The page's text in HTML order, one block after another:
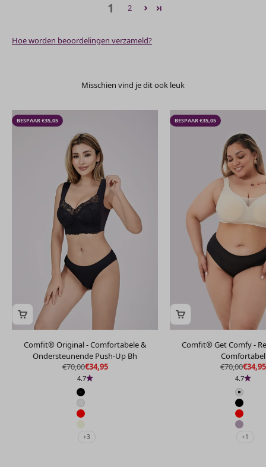
1 2
Hoe worden beoordelingen verzameld?
BESPAAR €35,05
Comfit® Original - Comfortabele &
Ondersteunende Push-Up Bh
Aanbiedingsprijs
€34,95
Normale prijs
€70,00
4.7
Zwart
Wit
Rood
Beige
+3
BESPAAR €35,05
Comfit® Get Comfy -
Comfortabel
€34,95
Normale
€70,00
4.7
Wit
Zwart
Rood
Violet
+1